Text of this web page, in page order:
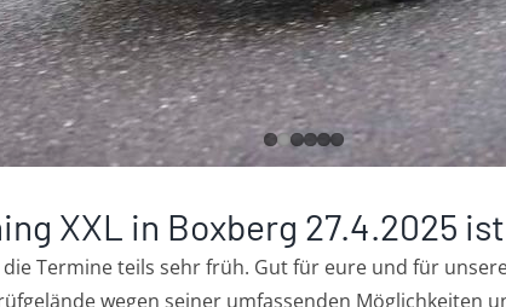
XXL in Boxberg 27.4.2025
Termine teils sehr früh. Gut für eure und für
wegen seiner umfassenden Möglichkeiten